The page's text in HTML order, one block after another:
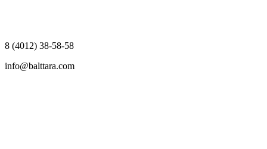
8 (4012) 38-58-58
info@balttara.com